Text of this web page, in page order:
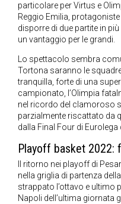
particolare per Virtus e
Reggio Emilia,
disporre di due partite in
un vantaggio per le grandi.
Lo spettacolo sembra
Tortona saranno le
tranquilla, forte di una
campionato, l’Olimpia
nel ricordo del clamoroso
parzialmente riscattato da
dalla Final Four di
Playoff basket 2022:
Il ritorno nei playoff di
nella griglia di partenza
strappato l’ottavo e ultimo
Napoli dell’ultima giornata